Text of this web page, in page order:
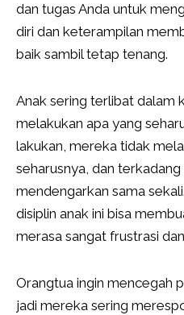
dan tugas Anda untuk
diri dan keterampilan
baik sambil tetap tenang.
Anak sering terlibat dalam
melakukan apa yang
lakukan, mereka tidak
seharusnya, dan
mendengarkan sama
disiplin anak ini bisa
merasa sangat frustrasi
Orangtua ingin mencegah
jadi mereka sering